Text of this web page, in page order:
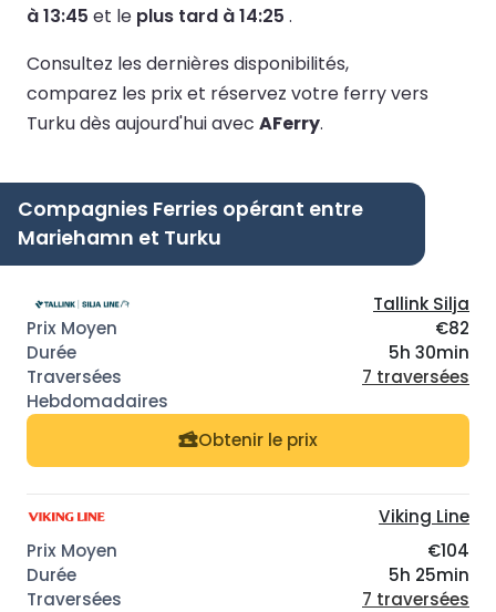
à 13:45 et le plus tard à 14:25 .
Consultez les dernières disponibilités,
comparez les prix et réservez votre ferry vers
Turku dès aujourd'hui avec AFerry.
Compagnies Ferries opérant entre
Mariehamn et Turku
Tallink Silja
€82
5h 30min
7 traversées
Obtenir le prix
Viking Line
€104
5h 25min
7 traversées